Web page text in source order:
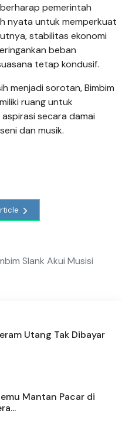
pemerintah
nyata untuk memperkuat
stabilitas ekonomi
beban
tetap kondusif.
menjadi sorotan, Bimbim
ruang untuk
secara damai
dan musik.
Slank Akui Musisi
Utang Tak Dibayar
Mantan Pacar di